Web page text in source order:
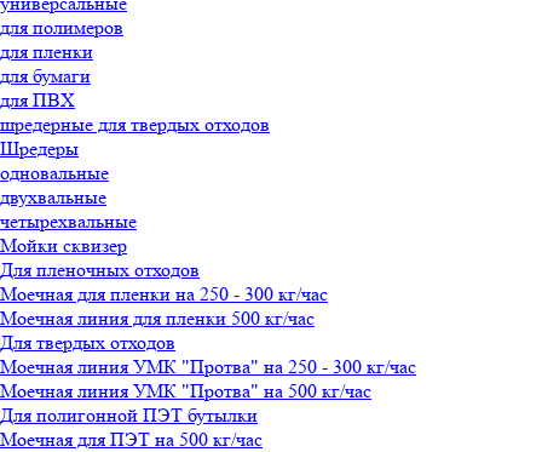
для полимеров
для пленки
для бумаги
для ПВХ
шредерные для твердых отходов
Шредеры
одновальные
двухвальные
четырехвальные
Мойки сквизер
Для пленочных отходов
Моечная для пленки на 250 - 300 кг/час
Моечная линия для пленки 500 кг/час
Для твердых отходов
Моечная линия УМК "Протва" на 250 - 300 кг/час
Моечная линия УМК "Протва" на 500 кг/час
Для полигонной ПЭТ бутылки
Моечная для ПЭТ на 500 кг/час